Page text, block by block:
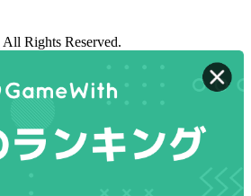
All Rights Reserved.